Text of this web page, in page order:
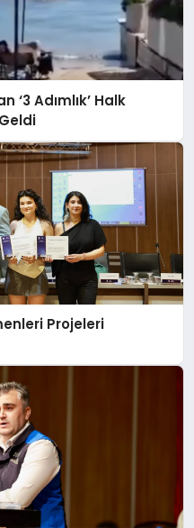
‘3 Adımlık’ Halk
Projeleri